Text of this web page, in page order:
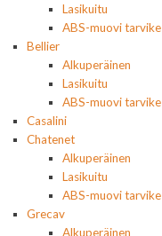
Lasikuitu
ABS-muovi tarvike
Bellier
Alkuperäinen
Lasikuitu
ABS-muovi tarvike
Casalini
Chatenet
Alkuperäinen
Lasikuitu
ABS-muovi tarvike
Grecav
Alkuperäinen